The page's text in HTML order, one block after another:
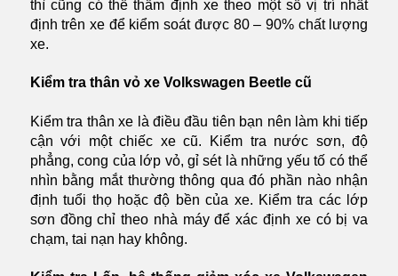
thì cũng có thể thẩm định xe theo một số vị trí nhất
định trên xe để kiểm soát được 80 – 90% chất lượng
xe.
Kiểm tra thân vỏ xe Volkswagen Beetle cũ
Kiểm tra thân xe là điều đầu tiên bạn nên làm khi tiếp
cận với một chiếc xe cũ. Kiểm tra nước sơn, độ
phẳng, cong của lớp vỏ, gỉ sét là những yếu tố có thể
nhìn bằng mắt thường thông qua đó phần nào nhận
định tuổi thọ hoặc độ bền của xe. Kiểm tra các lớp
sơn đồng chỉ theo nhà máy để xác định xe có bị va
chạm, tai nạn hay không.